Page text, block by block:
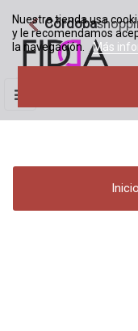
Córdoba
Nuestra tienda usa
y le recomendamos
la navegación.
Más
Navegación
de
palanca
☰
Inicio